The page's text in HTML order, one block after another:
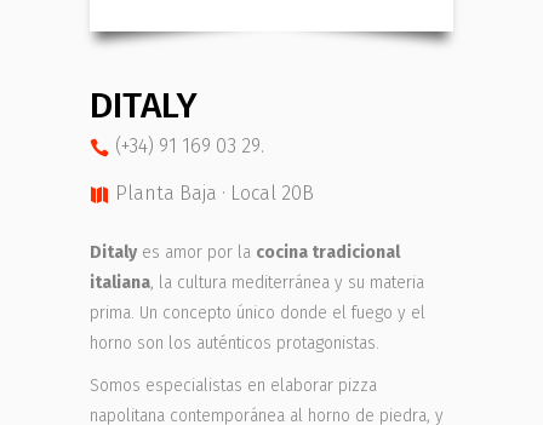
DITALY
(+34) 91 169 03 29.
Planta Baja · Local 20B
Ditaly es amor por la cocina tradicional
italiana, la cultura mediterránea y su materia
prima. Un concepto único donde el fuego y el
horno son los auténticos protagonistas.
Somos especialistas en elaborar pizza
napolitana contemporánea al horno de piedra, y